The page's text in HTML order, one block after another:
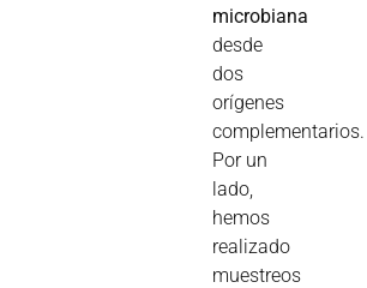
microbiana
desde
dos
orígenes
complementarios.
Por un
lado,
hemos
realizado
muestreos